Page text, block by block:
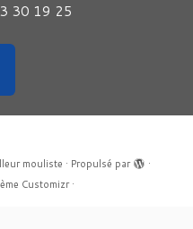
30 19 25
mouliste · Propulsé par
·
Customizr·